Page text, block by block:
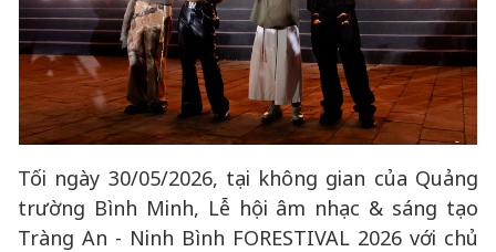
Tối ngày 30/05/2026, tại không gian của Quảng
trường Bình Minh, Lễ hội âm nhạc & sáng tạo
Tràng An - Ninh Bình FORESTIVAL 2026 với chủ